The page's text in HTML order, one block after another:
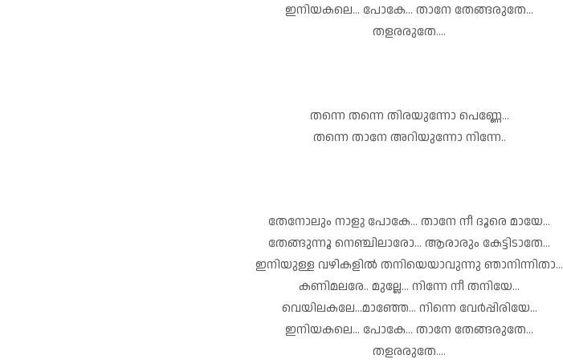
ഇനിയകലെ... പോകേ... താനേ തേങ്ങരുതേ...
തളരരുതേ....
തന്നെ തന്നെ തിരയുന്നോ പെണ്ണേ...
തന്നെ താനേ അറിയുന്നോ നിന്നേ..
തേനോലും നാളു പോകേ... താനേ നീ ദൂരെ മായേ...
തേങ്ങുന്നൂ നെഞ്ചിലാരോ... ആരാരും കേട്ടിടാതേ...
ഇനിയുള്ള വഴികളിൽ തനിയെയാവുന്നു ഞാനിന്നിതാ...
കണിമലരേ.. മുല്ലേ... നിന്നേ നീ തനിയേ...
വെയിലകലേ...മാഞ്ഞേ... നിന്നെ വേർപ്പിരിയേ...
ഇനിയകലെ... പോകേ... താനേ തേങ്ങരുതേ...
തളരരുതേ....